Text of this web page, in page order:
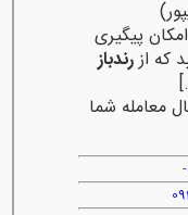
پیگیری
که ازرندباز
معامله شما
-